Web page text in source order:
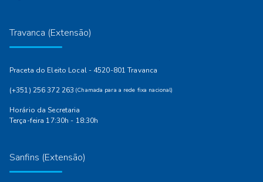
Travanca (Extensão)
Praceta do Eleito Local - 4520-801 Travanca
(+351) 256 372 263 (Chamada para a rede fixa nacional)
Horário da Secretaria
Terça-feira 17:30h - 18:30h
Sanfins (Extensão)